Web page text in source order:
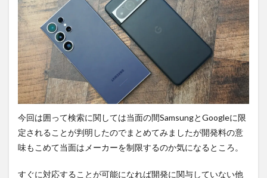
今回は囲って検索に関しては当面の間SamsungとGoogleに限
定されることが判明したのでまとめてみましたが開発料の意
味もこめて当面はメーカーを制限するのか気になるところ。
すぐに対応することが可能になれば開発に関与していない他